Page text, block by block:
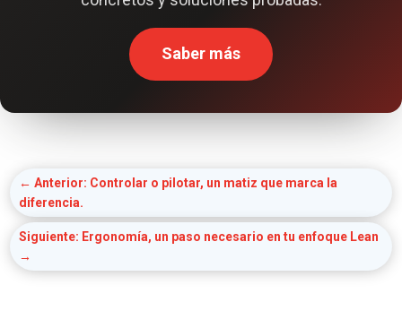
Saber más
←Anterior: Controlar o pilotar, un matiz que marca la
diferencia.
Siguiente: Ergonomía, un paso necesario en tu enfoque Lean
→